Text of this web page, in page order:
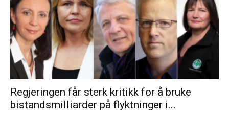
Regjeringen får sterk kritikk for å bruke
bistandsmilliarder på flyktninger i...